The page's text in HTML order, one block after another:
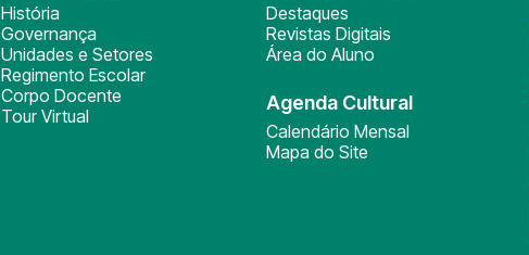
História
Governança
Unidades e Setores
Regimento Escolar
Corpo Docente
Tour Virtual
Destaques
Revistas Digitais
Área do Aluno
Agenda Cultural
Calendário Mensal
Mapa do Site